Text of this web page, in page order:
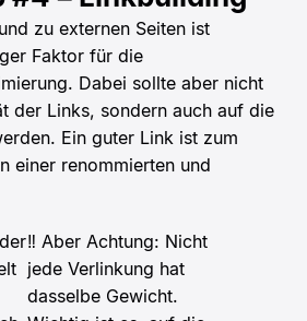
zu externen Seiten ist
Faktor für die
Dabei sollte aber nicht
der Links, sondern auch auf die
Ein guter Link ist zum
einer renommierten und
‼️ Aber Achtung: Nicht
jede Verlinkung hat
dasselbe Gewicht.